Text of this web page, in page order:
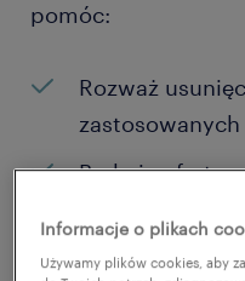
pomóc:
Rozważ
Brakuje ofert
poszukiwań?
Informacje o plikach
Używamy plików cookies, aby